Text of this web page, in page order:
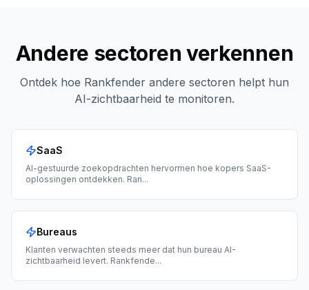
Andere sectoren verkennen
Ontdek hoe Rankfender andere sectoren helpt hun
AI-zichtbaarheid te monitoren.
SaaS
AI-gestuurde zoekopdrachten hervormen hoe kopers SaaS-
oplossingen ontdekken. Ran...
Bureaus
Klanten verwachten steeds meer dat hun bureau AI-
zichtbaarheid levert. Rankfende...